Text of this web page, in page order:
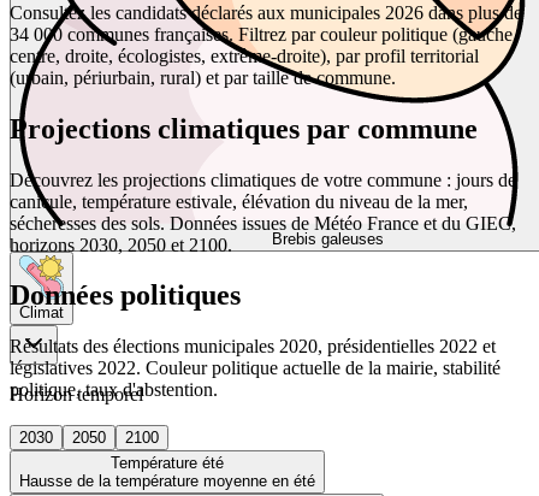
Brebis galeuses
Climat
Horizon temporel
2030 2050
2100
Température été
Hausse de la température moyenne en été
Consultez les candidats déclarés aux municipales 2026 dans plus de
34 000 communes françaises. Filtrez par couleur politique (gauche,
centre, droite, écologistes, extrême-droite), par profil territorial
(urbain, périurbain, rural) et par taille de commune.
Projections climatiques par commune
Découvrez les projections climatiques de votre commune : jours de
canicule, température estivale, élévation du niveau de la mer,
sécheresses des sols. Données issues de Météo France et du GIEC,
horizons 2030, 2050 et 2100.
Données politiques
Résultats des élections municipales 2020, présidentielles 2022 et
législatives 2022. Couleur politique actuelle de la mairie, stabilité
politique, taux d'abstention.